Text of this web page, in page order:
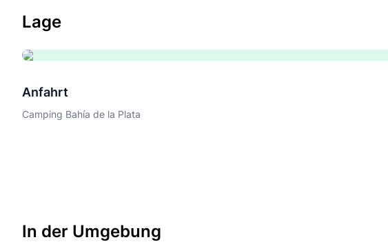
Lage
Anfahrt
Camping Bahía de la Plata
In der Umgebung